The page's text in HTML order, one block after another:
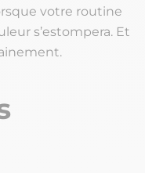
votre routine
s’estompera. Et